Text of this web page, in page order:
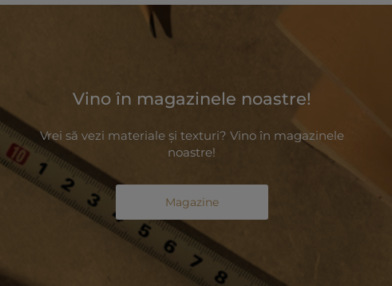
Vino în magazinele noastre!
Vrei să vezi materiale și texturi? Vino în magazinele
noastre!
Magazine